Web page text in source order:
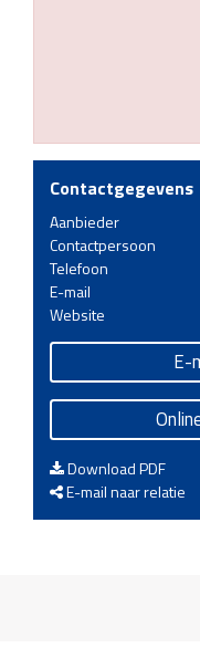
Contactgegevens
Aanbieder
Contactpersoon
Telefoon
E-mail
Website
E-
Download PDF
E-mail naar relatie